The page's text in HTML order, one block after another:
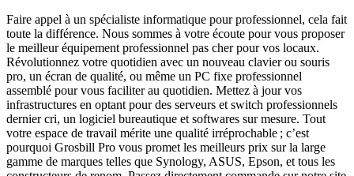
Faire appel à un spécialiste informatique pour professionnel, cela fait
toute la différence. Nous sommes à votre écoute pour vous proposer
le meilleur équipement professionnel pas cher pour vos locaux.
Révolutionnez votre quotidien avec un nouveau clavier ou souris
pro, un écran de qualité, ou même un PC fixe professionnel
assemblé pour vous faciliter au quotidien. Mettez à jour vos
infrastructures en optant pour des serveurs et switch professionnels
dernier cri, un logiciel bureautique et softwares sur mesure. Tout
votre espace de travail mérite une qualité irréprochable ; c’est
pourquoi Grosbill Pro vous promet les meilleurs prix sur la large
gamme de marques telles que Synology, ASUS, Epson, et tous les